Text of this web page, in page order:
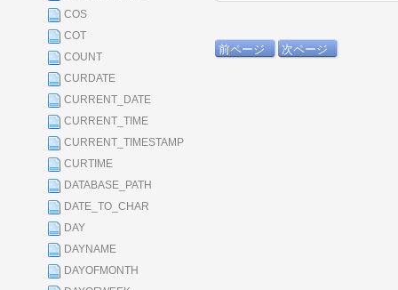
COS
COT
COUNT
CURDATE
CURRENT_DATE
CURRENT_TIME
CURRENT_TIMESTAMP
CURTIME
DATABASE_PATH
DATE_TO_CHAR
DAY
DAYNAME
DAYOFMONTH
前ページ 次ページ